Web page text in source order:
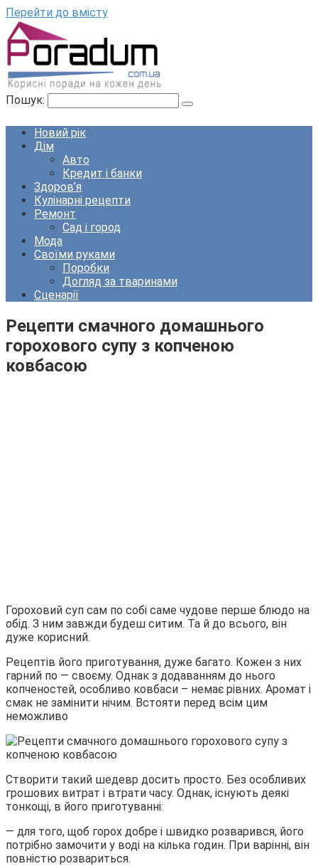
Перейти до вмісту
Пошук:
Новий рік
Дім
Авто
Кредит і банки
Здоров’я
Кулінарні рецепти
Ремонт
Сад і город
Мода
Своїми руками
Поробки
Догляд за тваринами
Сценарії
Рецепти смачного домашнього
горохового супу з копченою
ковбасою
Гороховий суп сам по собі саме чудове перше блюдо на
обід. З ним завжди будеш ситим. Та й до всього, він
дуже корисний.
Рецептів його приготування, дуже багато. Кожен з них
гарний по — своєму. Однак з додаванням до нього
копченостей, особливо ковбаси – немає рівних. Аромат і
смак не замінити нічим. Встояти перед всім цим
неможливо
Створити такий шедевр досить просто. Без особливих
грошових витрат і втрати часу. Однак, існують деякі
тонкощі, в його приготуванні:
— для того, щоб горох добре і швидко розварився, його
потрібно замочити у воді на кілька годин. При варінні, він
повністю розвариться.